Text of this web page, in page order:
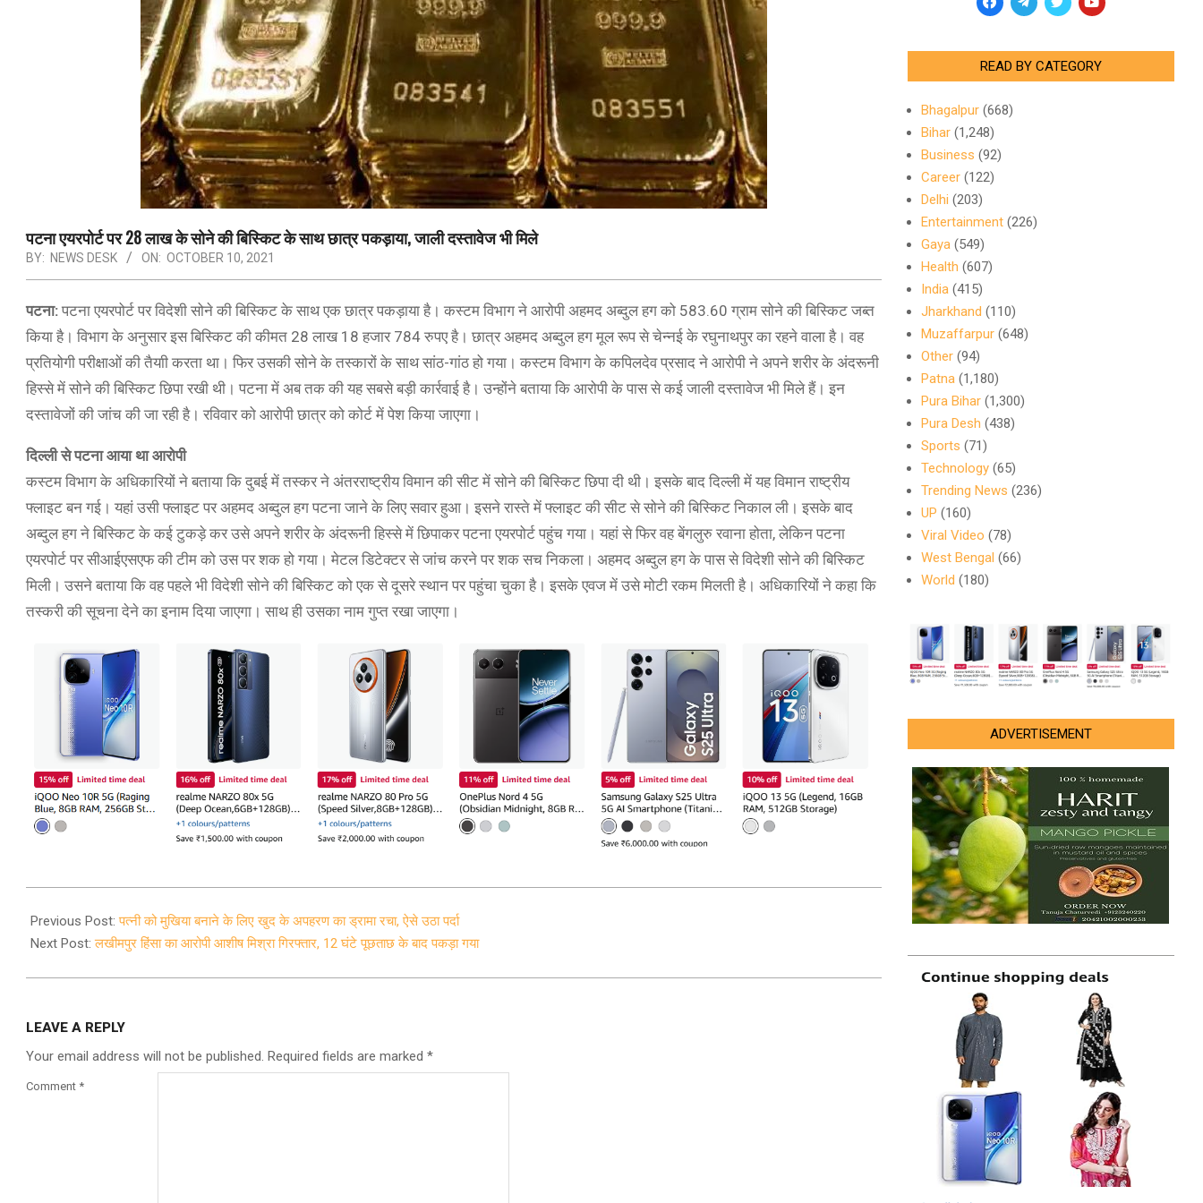
पटना एयरपोर्ट पर 28 लाख के सोने की बिस्किट के साथ छात्र पकड़ाया, जाली दस्तावेज भी मिले
BY: NEWS DESK ON: OCTOBER 10, 2021
पटना: पटना एयरपोर्ट पर विदेशी सोने की बिस्किट के साथ एक छात्र पकड़ाया है। कस्टम विभाग ने आरोपी अहमद अब्दुल हग को 583.60 ग्राम सोने की बिस्किट जब्त
किया है। विभाग के अनुसार इस बिस्किट की कीमत 28 लाख 18 हजार 784 रुपए है। छात्र अहमद अब्दुल हग मूल रूप से चेन्नई के रघुनाथपुर का रहने वाला है। वह
प्रतियोगी परीक्षाओं की तैयाी करता था। फिर उसकी सोने के तस्कारों के साथ सांठ-गांठ हो गया। कस्टम विभाग के कपिलदेव प्रसाद ने आरोपी ने अपने शरीर के अंदरूनी
हिस्से में सोने की बिस्किट छिपा रखी थी। पटना में अब तक की यह सबसे बड़ी कार्रवाई है। उन्होंने बताया कि आरोपी के पास से कई जाली दस्तावेज भी मिले हैं। इन
दस्तावेजों की जांच की जा रही है। रविवार को आरोपी छात्र को कोर्ट में पेश किया जाएगा।
दिल्ली से पटना आया था आरोपी
कस्टम विभाग के अधिकारियों ने बताया कि दुबई में तस्कर ने अंतरराष्ट्रीय विमान की सीट में सोने की बिस्किट छिपा दी थी। इसके बाद दिल्ली में यह विमान राष्ट्रीय
फ्लाइट बन गई। यहां उसी फ्लाइट पर अहमद अब्दुल हग पटना जाने के लिए सवार हुआ। इसने रास्ते में फ्लाइट की सीट से सोने की बिस्किट निकाल ली। इसके बाद
अब्दुल हग ने बिस्किट के कई टुकड़े कर उसे अपने शरीर के अंदरूनी हिस्से में छिपाकर पटना एयरपोर्ट पहुंच गया। यहां से फिर वह बेंगलुरु रवाना होता, लेकिन पटना
एयरपोर्ट पर सीआईएसएफ की टीम को उस पर शक हो गया। मेटल डिटेक्टर से जांच करने पर शक सच निकला। अहमद अब्दुल हग के पास से विदेशी सोने की बिस्किट
मिली। उसने बताया कि वह पहले भी विदेशी सोने की बिस्किट को एक से दूसरे स्थान पर पहुंचा चुका है। इसके एवज में उसे मोटी रकम मिलती है। अधिकारियों ने कहा कि
तस्करी की सूचना देने का इनाम दिया जाएगा। साथ ही उसका नाम गुप्त रखा जाएगा।
10-
10
Previous Post:पत्नी को मुखिया बनाने के लिए खुद के अपहरण का ड्रामा रचा, ऐसे उठा पर्दा
Next Post:लखीमपुर हिंसा का आरोपी आशीष मिश्रा गिरफ्तार, 12 घंटे पूछताछ के बाद पकड़ा गया
LEAVE A REPLY
Your email address will not be published. Required fields are marked *
Comment *
READ BY CATEGORY
Bhagalpur(668)
Bihar(1,248)
Business (92)
Career(122)
Delhi (203)
Entertainment(226)
Gaya(549)
Health (607)
India(415)
Jharkhand (110)
Muzaffarpur(648)
Other(94)
Patna(1,180)
Pura Bihar(1,300)
Pura Desh (438)
Sports (71)
Technology(65)
Trending News (236)
UP (160)
Viral Video (78)
West Bengal (66)
World (180)
ADVERTISEMENT